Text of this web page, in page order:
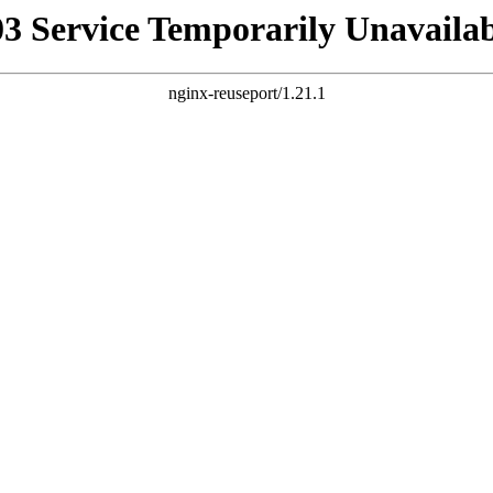
Service Temporarily
nginx-reuseport/1.21.1